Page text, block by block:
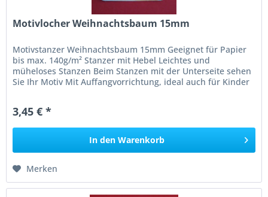
Motivlocher Weihnachtsbaum 15mm
Motivstanzer Weihnachtsbaum 15mm Geeignet für Papier
bis max. 140g/m² Stanzer mit Hebel Leichtes und
müheloses Stanzen Beim Stanzen mit der Unterseite sehen
Sie Ihr Motiv Mit Auffangvorrichtung, ideal auch für Kinder
3,45 € *
In den Warenkorb
Merken